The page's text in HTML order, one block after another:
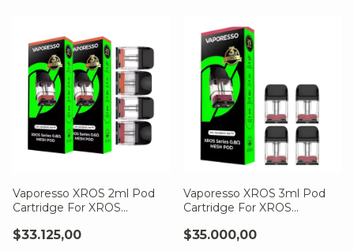
Vaporesso XROS 2ml Pod
Cartridge For XROS
$33.125,00
Vaporesso XROS 3ml Pod
Cartridge For XROS
$35.000,00